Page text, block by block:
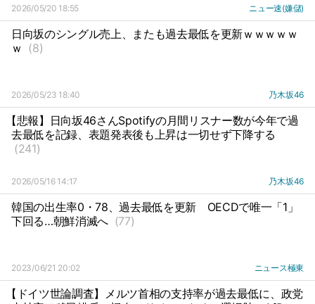
2026/05/20 18:55 ニュー速(嫌儲)
日向坂のシングル売上、またも過去最低を更新ｗｗｗｗｗ
ｗ (8)
2026/05/23 18:40 乃木坂46
【悲報】日向坂46さんSpotifyの月間リスナー数が今年で過
去最低を記録、表題発表後も上昇は一切せず下降する
(241)
2026/05/16 14:17 乃木坂46
韓国の出生率0・78、過去最低を更新
OECDで唯一「1」
下回る…朝鮮消滅へ (77)
2023/06/21 20:02 ニュース極東
【ドイツ世論調査】メルツ首相の支持率が過去最低に、政党